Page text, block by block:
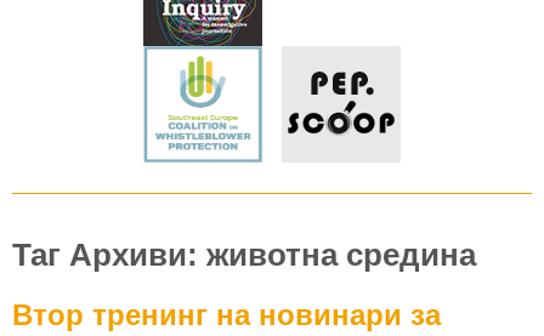
Таг Архиви: животна средина
Втор тренинг на новинари за